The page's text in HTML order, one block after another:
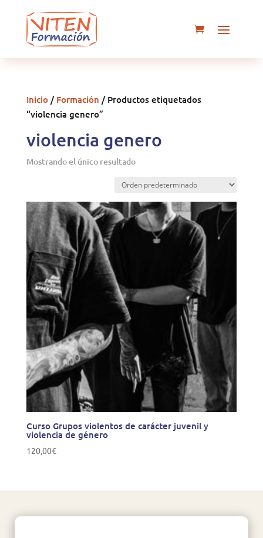
Inicio/ Formación / Productos etiquetados
“violencia genero”
violencia genero
Mostrando el único resultado
Curso Grupos violentos de carácter juvenil y
violencia de género
120,00€